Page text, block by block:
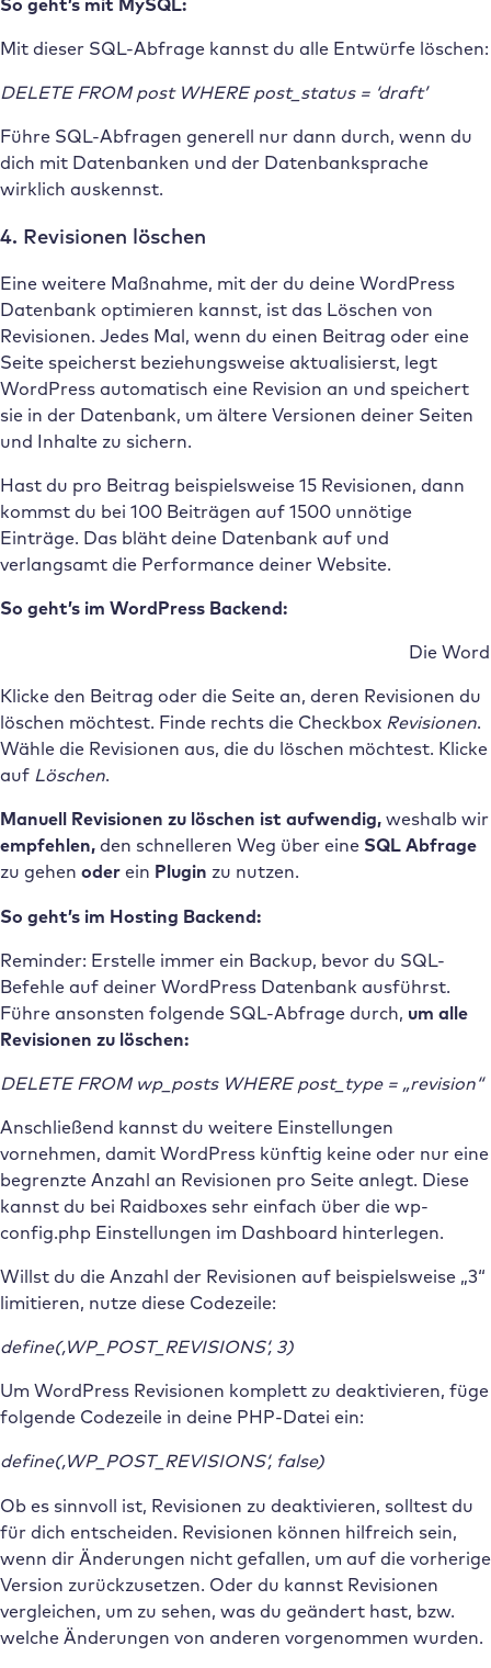
So geht’s mit MySQL:
Mit dieser SQL-Abfrage kannst du alle Entwürfe löschen:
DELETE FROM post WHERE post_status = ‘draft’
Führe SQL-Abfragen generell nur dann durch, wenn du
dich mit Datenbanken und der Datenbanksprache
wirklich auskennst.
4. Revisionen löschen
Eine weitere Maßnahme, mit der du deine WordPress
Datenbank optimieren kannst, ist das Löschen von
Revisionen. Jedes Mal, wenn du einen Beitrag oder eine
Seite speicherst beziehungsweise aktualisierst, legt
WordPress automatisch eine Revision an und speichert
sie in der Datenbank, um ältere Versionen deiner Seiten
und Inhalte zu sichern.
Hast du pro Beitrag beispielsweise 15 Revisionen, dann
kommst du bei 100 Beiträgen auf 1500 unnötige
Einträge. Das bläht deine Datenbank auf und
verlangsamt die Performance deiner Website.
So geht’s im WordPress Backend:
Die
Klicke den Beitrag oder die Seite an, deren Revisionen du
löschen möchtest. Finde rechts die Checkbox Revisionen.
Wähle die Revisionen aus, die du löschen möchtest. Klicke
auf Löschen.
Manuell Revisionen zu löschen ist aufwendig, weshalb wir
empfehlen, den schnelleren Weg über eine SQL Abfrage
zu gehen oder ein Plugin zu nutzen.
So geht’s im Hosting Backend:
Reminder: Erstelle immer ein Backup, bevor du SQL-
Befehle auf deiner WordPress Datenbank ausführst.
Führe ansonsten folgende SQL-Abfrage durch, um alle
Revisionen zu löschen:
DELETE FROM wp_posts WHERE post_type = „revision“
Anschließend kannst du weitere Einstellungen
vornehmen, damit WordPress künftig keine oder nur eine
begrenzte Anzahl an Revisionen pro Seite anlegt. Diese
kannst du bei Raidboxes sehr einfach über die wp-
config.php Einstellungen im Dashboard hinterlegen.
Willst du die Anzahl der Revisionen auf beispielsweise „3“
limitieren, nutze diese Codezeile:
define(‚WP_POST_REVISIONS‘, 3)
Um WordPress Revisionen komplett zu deaktivieren, füge
folgende Codezeile in deine PHP-Datei ein:
define(‚WP_POST_REVISIONS‘, false)
Ob es sinnvoll ist, Revisionen zu deaktivieren, solltest du
für dich entscheiden. Revisionen können hilfreich sein,
wenn dir Änderungen nicht gefallen, um auf die vorherige
Version zurückzusetzen. Oder du kannst Revisionen
vergleichen, um zu sehen, was du geändert hast, bzw.
welche Änderungen von anderen vorgenommen wurden.